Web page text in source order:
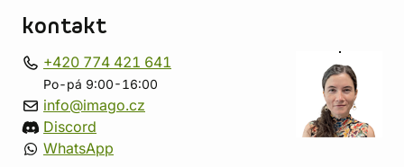
kontakt
+420 774 421 641
Po-pá 9:00-16:00
info@imago.cz
Discord
WhatsApp